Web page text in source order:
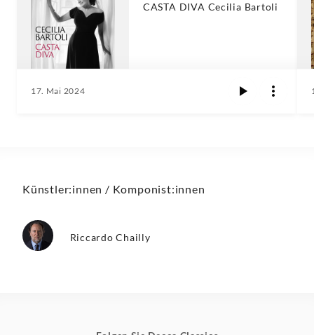
CASTA DIVA Cecilia Bartoli
17. Mai 2024
Künstler:innen / Komponist:innen
Riccardo Chailly